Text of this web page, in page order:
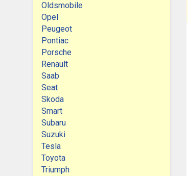
Oldsmobile
Opel
Peugeot
Pontiac
Porsche
Renault
Saab
Seat
Skoda
Smart
Subaru
Suzuki
Tesla
Toyota
Triumph